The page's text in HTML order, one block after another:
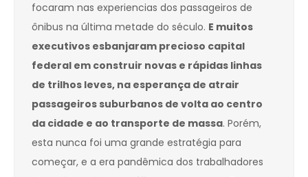
focaram nas experiencias dos passageiros de
ônibus na última metade do século. E muitos
executivos esbanjaram precioso capital
federal em construir novas e rápidas linhas
de trilhos leves, na esperança de atrair
passageiros suburbanos de volta ao centro
da cidade e ao transporte de massa. Porém,
esta nunca foi uma grande estratégia para
começar, e a era pandêmica dos trabalhadores